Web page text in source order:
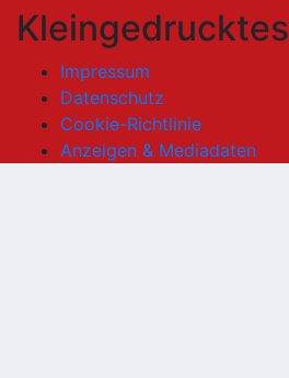
Kleingedrucktes
Impressum
Datenschutz
Cookie-Richtlinie
Anzeigen & Mediadaten